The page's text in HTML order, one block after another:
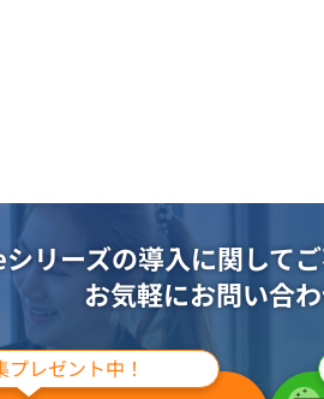
リーズの導入に関して
お気軽にお問い合
レゼント中！